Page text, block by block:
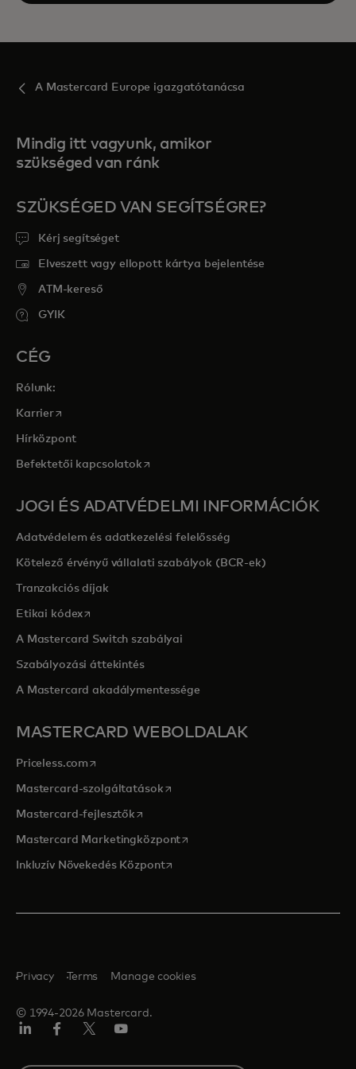
A Mastercard Europe igazgatótanácsa
Mindig itt vagyunk, amikor
szükséged van ránk
SZÜKSÉGED VAN SEGÍTSÉGRE?
Kérj segítséget
Elveszett vagy ellopott kártya bejelentése
ATM-kereső
GYIK
CÉG
Rólunk:
Karrieropens in a new tab
Hírközpont
Befektetői kapcsolatokopens in a new tab
JOGI ÉS ADATVÉDELMI INFORMÁCIÓK
Adatvédelem és adatkezelési felelősség
Kötelező érvényű vállalati szabályok (BCR-ek)
Tranzakciós díjak
Etikai kódexopens in a new tab
A Mastercard Switch szabályai
Szabályozási áttekintés
A Mastercard akadálymentessége
MASTERCARD WEBOLDALAK
Priceless.com opens in a new tab
Mastercard-szolgáltatásokopens in a new tab
Mastercard-fejlesztők opens in a new tab
Mastercard Marketingközpontopens in a new tab
Inkluzív Növekedés Központopens in a new tab
© 1994-2026 Mastercard.
Privacy Terms Manage cookies